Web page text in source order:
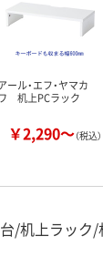
ール・エフ・ヤマカ
机上PCラック
￥2,290～（税込）
/机上ラック